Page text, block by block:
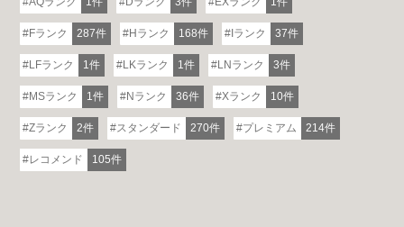
Fランク 287件 Hランク 168件 Iランク 37件
LFランク 1件 LKランク 1件 LNランク 3件
MSランク 1件 Nランク 36件 Xランク 10件
Zランク 2件 スタンダード 270件 プレミアム 214件
レコメンド 105件